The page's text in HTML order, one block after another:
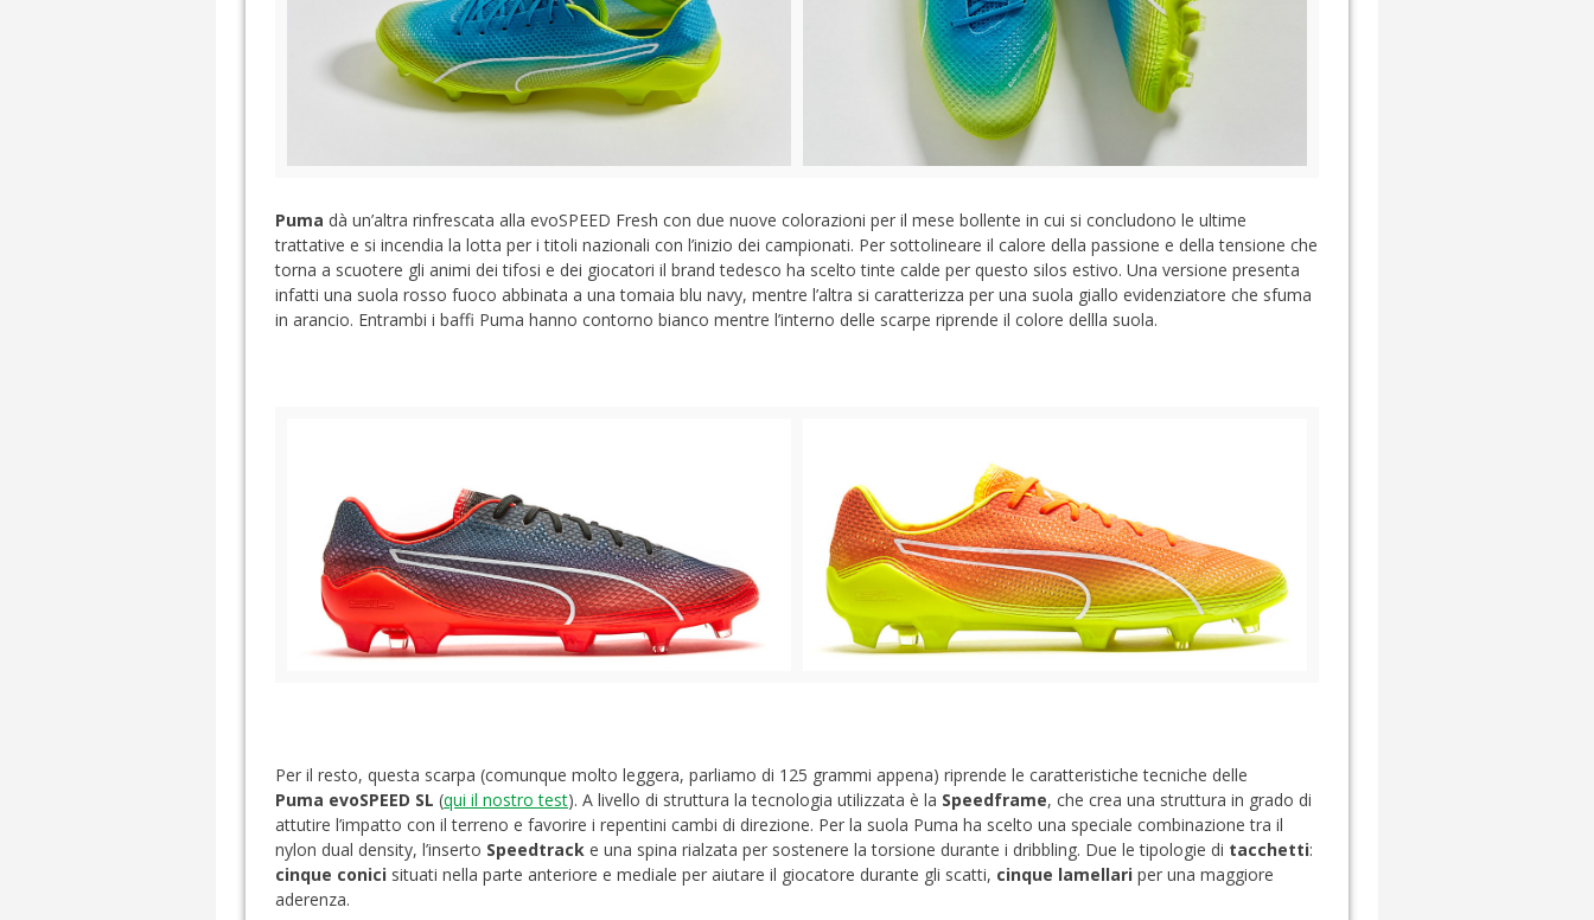
Puma dà un’altra rinfrescata alla evoSPEED Fresh con due nuove colorazioni per il mese bollente in cui si concludono le ultime
trattative e si incendia la lotta per i titoli nazionali con l’inizio dei campionati. Per sottolineare il calore della passione e della tensione che
torna a scuotere gli animi dei tifosi e dei giocatori il brand tedesco ha scelto tinte calde per questo silos estivo. Una versione presenta
infatti una suola rosso fuoco abbinata a una tomaia blu navy, mentre l’altra si caratterizza per una suola giallo evidenziatore che sfuma
in arancio. Entrambi i baffi Puma hanno contorno bianco mentre l’interno delle scarpe riprende il colore dellla suola.
Per il resto, questa scarpa (comunque molto leggera, parliamo di 125 grammi appena) riprende le caratteristiche tecniche delle
Puma evoSPEED SL (qui il nostro test). A livello di struttura la tecnologia utilizzata è la Speedframe, che crea una struttura in grado di
attutire l’impatto con il terreno e favorire i repentini cambi di direzione. Per la suola Puma ha scelto una speciale combinazione tra il
nylon dual density, l’inserto Speedtrack e una spina rialzata per sostenere la torsione durante i dribbling. Due le tipologie di tacchetti:
cinque conici situati nella parte anteriore e mediale per aiutare il giocatore durante gli scatti, cinque lamellari per una maggiore
aderenza.